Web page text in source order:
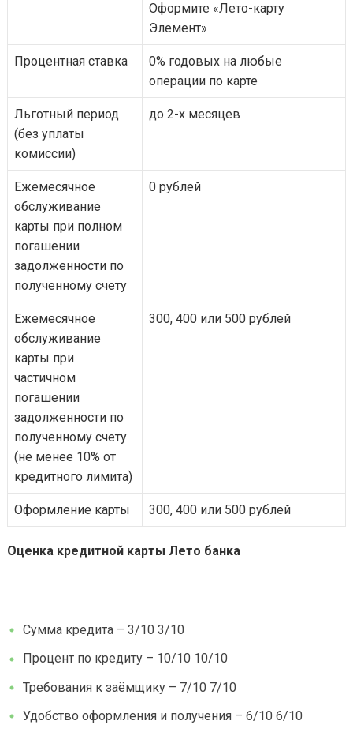
Оформите «Лето-карту
Элемент»
Процентная ставка
0% годовых на любые
операции по карте
Льготный период
(без уплаты
комиссии)
до 2-х месяцев
Ежемесячное
обслуживание
карты при полном
погашении
задолженности по
полученному счету
0 рублей
Ежемесячное
обслуживание
карты при
частичном
погашении
задолженности по
полученному счету
(не менее 10% от
кредитного лимита)
300, 400 или 500 рублей
Оформление карты 300, 400 или 500 рублей
Оценка кредитной карты Лето банка
Сумма кредита – 3/10 3/10
Процент по кредиту – 10/10 10/10
Требования к заёмщику – 7/10 7/10
Удобство оформления и получения – 6/10 6/10